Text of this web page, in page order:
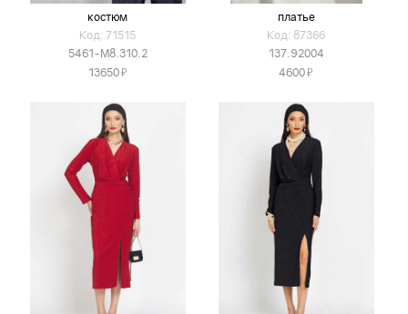
костюм
Код: 71515
5461-М8.310.2
13650Я
платье
Код: 87366
137.92004
4600Я